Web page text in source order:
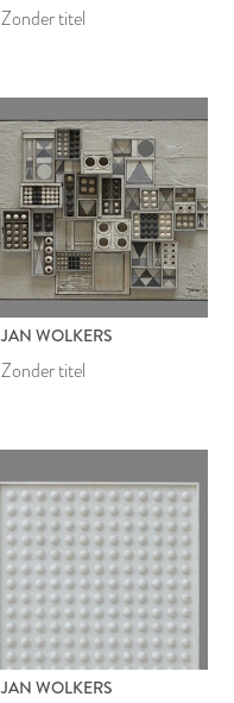
Zonder titel
JAN WOLKERS
Zonder titel
JAN WOLKERS